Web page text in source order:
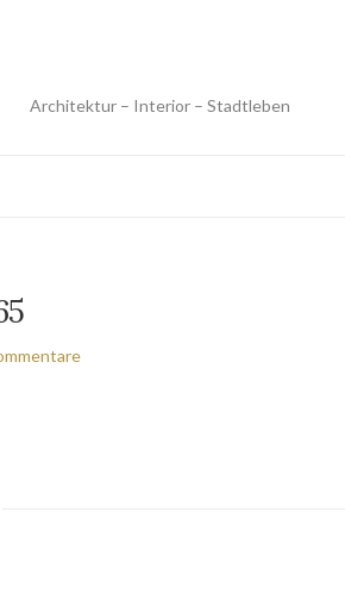
Architektur – Interior – Stadtleben